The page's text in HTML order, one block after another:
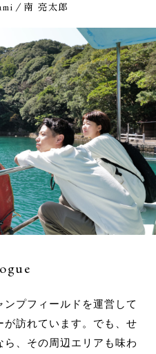
／南 亮太郎
プフィールドを運営して
訪れています。でも、せ
、その周辺エリアも味わ